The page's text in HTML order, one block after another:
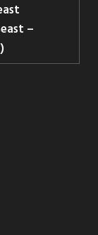
–